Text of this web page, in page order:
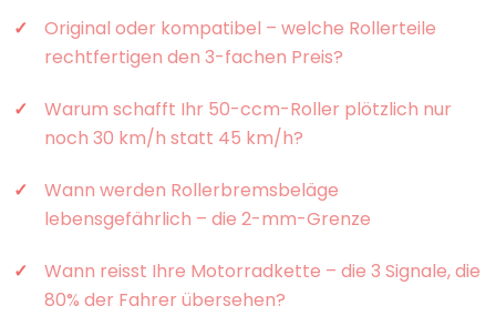
Original oder kompatibel – welche Rollerteile
rechtfertigen den 3-fachen Preis?
Warum schafft Ihr 50-ccm-Roller plötzlich nur
noch 30 km/h statt 45 km/h?
Wann werden Rollerbremsbeläge
lebensgefährlich – die 2-mm-Grenze
Wann reisst Ihre Motorradkette – die 3 Signale, die
80% der Fahrer übersehen?